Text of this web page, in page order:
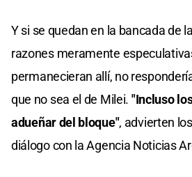
Y si se quedan en la bancada de
razones meramente
permanecieran allí, no
que no sea el de Milei. "Incluso
adueñar del bloque", advierten
diálogo con la Agencia Noticias